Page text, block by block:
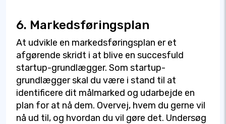
6. Markedsføringsplan
At udvikle en markedsføringsplan er et
afgørende skridt i at blive en succesfuld
startup-grundlægger. Som startup-
grundlægger skal du være i stand til at
identificere dit målmarked og udarbejde en
plan for at nå dem. Overvej, hvem du gerne vil
nå ud til, og hvordan du vil gøre det. Undersøg